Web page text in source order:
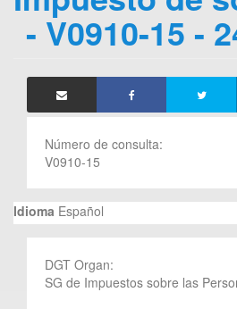
- V0910-15 -
Número de consulta:
V0910-15
Idioma Español
DGT Organ:
SG de Impuestos sobre las